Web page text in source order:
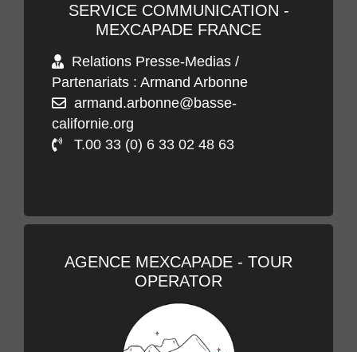
SERVICE COMMUNICATION -
MEXCAPADE FRANCE
Relations Presse-Medias /
Partenariats : Armand Arbonne
armand.arbonne@basse-
californie.org
T.00 33 (0) 6 33 02 48 63
AGENCE MEXCAPADE - TOUR
OPERATOR